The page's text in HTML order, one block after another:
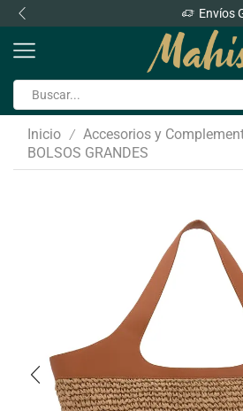
Envíos GRATIS a
Inicio / Accesorios y
BOLSOS GRANDES